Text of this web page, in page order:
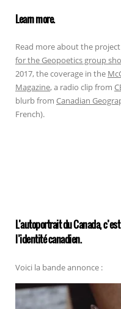
Learn more.
Read more about the
for the Geopoetics group
2017, the coverage in the
Magazine, a radio clip from
blurb from Canadian
French).
L’autoportrait du Canada,
l’identité canadien.
Voici la bande annonce :